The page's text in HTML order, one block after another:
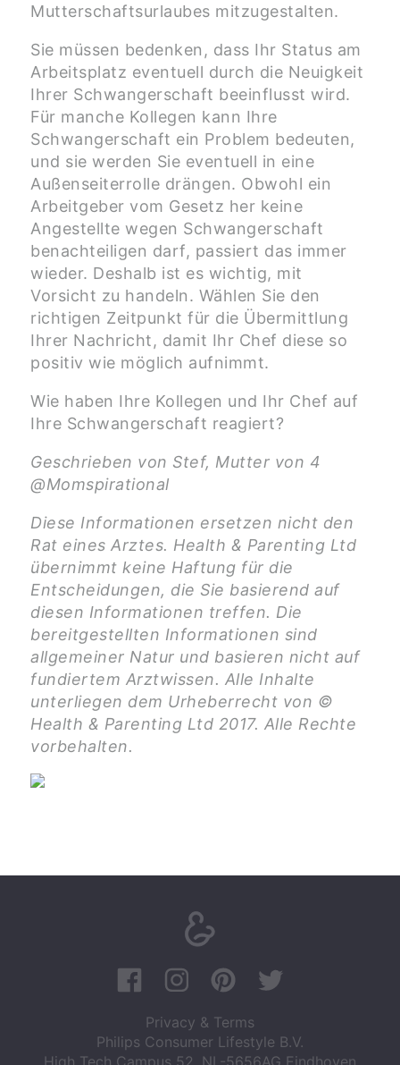
Mutterschaftsurlaubes mitzugestalten.
Sie müssen bedenken, dass Ihr Status am
Arbeitsplatz eventuell durch die Neuigkeit
Ihrer Schwangerschaft beeinflusst wird.
Für manche Kollegen kann Ihre
Schwangerschaft ein Problem bedeuten,
und sie werden Sie eventuell in eine
Außenseiterrolle drängen. Obwohl ein
Arbeitgeber vom Gesetz her keine
Angestellte wegen Schwangerschaft
benachteiligen darf, passiert das immer
wieder. Deshalb ist es wichtig, mit
Vorsicht zu handeln. Wählen Sie den
richtigen Zeitpunkt für die Übermittlung
Ihrer Nachricht, damit Ihr Chef diese so
positiv wie möglich aufnimmt.
Wie haben Ihre Kollegen und Ihr Chef auf
Ihre Schwangerschaft reagiert?
Geschrieben von Stef, Mutter von 4
@Momspirational
Diese Informationen ersetzen nicht den
Rat eines Arztes. Health & Parenting Ltd
übernimmt keine Haftung für die
Entscheidungen, die Sie basierend auf
diesen Informationen treffen. Die
bereitgestellten Informationen sind
allgemeiner Natur und basieren nicht auf
fundiertem Arztwissen. Alle Inhalte
unterliegen dem Urheberrecht von ©
Health & Parenting Ltd 2017. Alle Rechte
vorbehalten.
Privacy & Terms
Philips Consumer Lifestyle B.V.
High Tech Campus 52, NL-5656AG Eindhoven